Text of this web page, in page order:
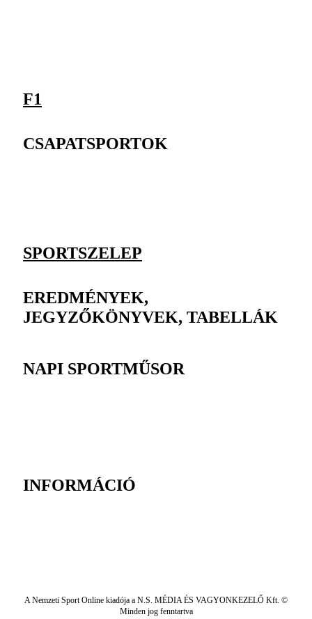
F1
CSAPATSPORTOK
SPORTSZELEP
EREDMÉNYEK,
JEGYZŐKÖNYVEK, TABELLÁK
NAPI SPORTMŰSOR
INFORMÁCIÓ
A Nemzeti Sport Online kiadója a N.S. MÉDIA ÉS VAGYONKEZELŐ Kft. ©
Minden jog fenntartva